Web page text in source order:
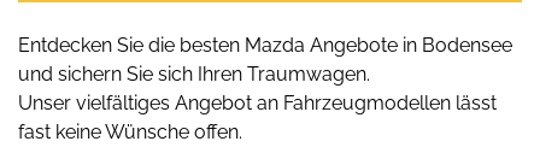
Entdecken Sie die besten Mazda Angebote in Bodensee
und sichern Sie sich Ihren Traumwagen.
Unser vielfältiges Angebot an Fahrzeugmodellen lässt
fast keine Wünsche offen.